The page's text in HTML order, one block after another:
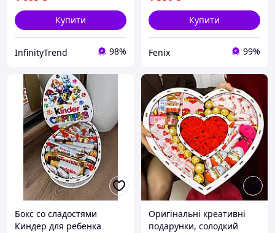
Купити
InfinityTrend 98%
Купити
Fenix 99%
Бокс со сладостями
Киндер для ребенка
Оригінальні креативні
подарунки, солодкий